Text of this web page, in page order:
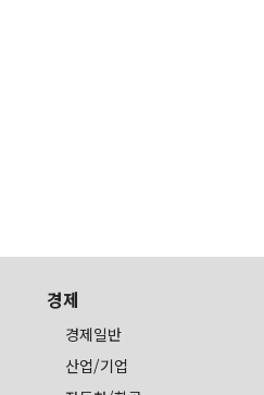
경제
경제일반
산업/기업